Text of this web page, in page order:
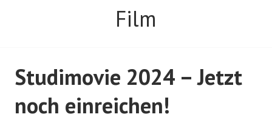
Film
Studimovie 2024 – Jetzt
noch einreichen!